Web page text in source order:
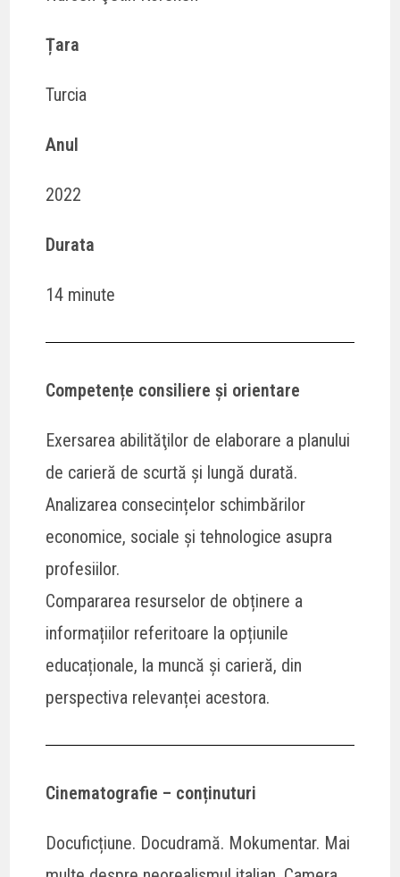
Țara
Turcia
Anul
2022
Durata
14 minute
Competențe consiliere și orientare
Exersarea abilităţilor de elaborare a planului
de carieră de scurtă și lungă durată.
Analizarea consecințelor schimbărilor
economice, sociale și tehnologice asupra
profesiilor.
Compararea resurselor de obținere a
informațiilor referitoare la opțiunile
educaționale, la muncă și carieră, din
perspectiva relevanței acestora.
Cinematografie – conținuturi
Docuficțiune. Docudramă. Mokumentar. Mai